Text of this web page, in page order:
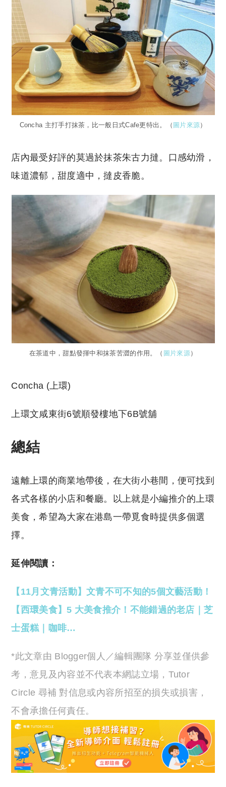
Concha 主打手打抹茶，比一般日式Cafe更特出。（ 圖片來源）
店內最受好評的莫過於抹茶朱古力撻。口感幼滑，
味道濃郁，甜度適中，撻皮香脆。
在茶道中，甜點發揮中和抹茶苦澀的作用。（ 圖片來源）
Concha (上環)
上環文咸東街6號順發樓地下6B號舖
總結
遠離上環的商業地帶後，在大街小巷間，便可找到
各式各樣的小店和餐廳。以上就是小編推介的上環
美食，希望為大家在港島一帶覓食時提供多個選
擇。
延伸閱讀：
【11月文青活動】文青不可不知的5個文藝活動！
【西環美食】5 大美食推介！不能錯過的老店｜芝
士蛋糕｜咖啡…
*此文章由 Blogger個人／編輯團隊 分享並僅供參
考，意見及內容並不代表本網誌立場，Tutor
Circle 尋補 對信息或內容所招至的損失或損害，
不會承擔任何責任。